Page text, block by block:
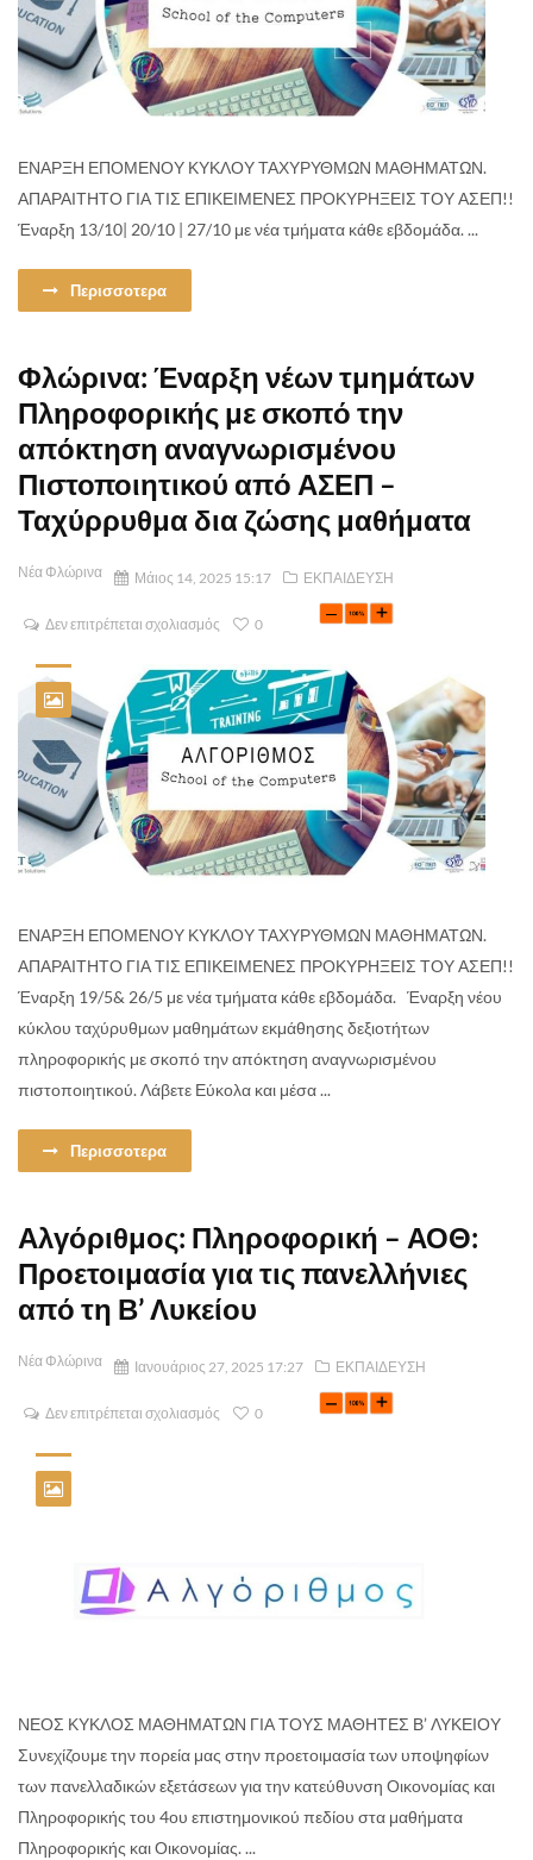
ΕΝΑΡΞΗ ΕΠΟΜΕΝΟΥ ΚΥΚΛΟΥ ΤΑΧΥΡΥΘΜΩΝ ΜΑΘΗΜΑΤΩΝ.
ΑΠΑΡΑΙΤΗΤΟ ΓΙΑ ΤΙΣ ΕΠΙΚΕΙΜΕΝΕΣ ΠΡΟΚΥΡΗΞΕΙΣ ΤΟΥ ΑΣΕΠ!!
Έναρξη 13/10| 20/10 | 27/10 με νέα τμήματα κάθε εβδομάδα. ...
Περισσοτερα
Φλώρινα: Έναρξη νέων τμημάτων
Πληροφορικής με σκοπό την
απόκτηση αναγνωρισμένου
Πιστοποιητικού από ΑΣΕΠ –
Ταχύρρυθμα δια ζώσης μαθήματα
Νέα Φλώρινα Μάιος 14, 2025 15:17 ΕΚΠΑΙΔΕΥΣΗ
Δεν επιτρέπεται σχολιασμός 0
ΕΝΑΡΞΗ ΕΠΟΜΕΝΟΥ ΚΥΚΛΟΥ ΤΑΧΥΡΥΘΜΩΝ ΜΑΘΗΜΑΤΩΝ.
ΑΠΑΡΑΙΤΗΤΟ ΓΙΑ ΤΙΣ ΕΠΙΚΕΙΜΕΝΕΣ ΠΡΟΚΥΡΗΞΕΙΣ ΤΟΥ ΑΣΕΠ!!
Έναρξη 19/5& 26/5 με νέα τμήματα κάθε εβδομάδα. Έναρξη νέου
κύκλου ταχύρυθμων μαθημάτων εκμάθησης δεξιοτήτων
πληροφορικής με σκοπό την απόκτηση αναγνωρισμένου
πιστοποιητικού. Λάβετε Εύκολα και μέσα ...
Περισσοτερα
Αλγόριθμος: Πληροφορική – ΑΟΘ:
Προετοιμασία για τις πανελλήνιες
από τη Β’ Λυκείου
Νέα Φλώρινα Ιανουάριος 27, 2025 17:27 ΕΚΠΑΙΔΕΥΣΗ
Δεν επιτρέπεται σχολιασμός 0
ΝΕΟΣ ΚΥΚΛΟΣ ΜΑΘΗΜΑΤΩΝ ΓΙΑ ΤΟΥΣ ΜΑΘΗΤΕΣ Β’ ΛΥΚΕΙΟΥ
Συνεχίζουμε την πορεία μας στην προετοιμασία των υποψηφίων
των πανελλαδικών εξετάσεων για την κατεύθυνση Οικονομίας και
Πληροφορικής του 4ου επιστημονικού πεδίου στα μαθήματα
Πληροφορικής και Οικονομίας. ...